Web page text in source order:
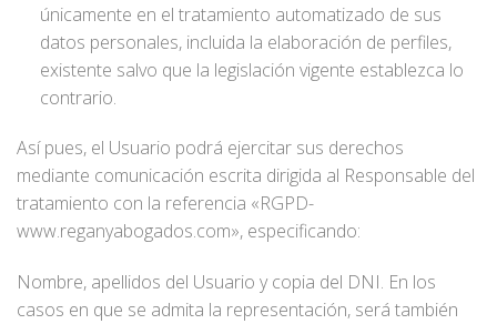
únicamente en el tratamiento automatizado de sus
datos personales, incluida la elaboración de perfiles,
existente salvo que la legislación vigente establezca lo
contrario.
Así pues, el Usuario podrá ejercitar sus derechos
mediante comunicación escrita dirigida al Responsable del
tratamiento con la referencia «RGPD-
www.reganyabogados.com», especificando:
Nombre, apellidos del Usuario y copia del DNI. En los
casos en que se admita la representación, será también